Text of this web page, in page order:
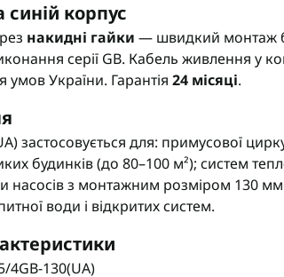
синій корпус
накидні гайки — швидкий монтаж
серії GB. Кабель живлення у
України. Гарантія 24 місяці.
застосовується для: примусової
будинків (до 80–100 м²); систем
насосів з монтажним розміром 130
води і відкритих систем.
4GB-130(UA)